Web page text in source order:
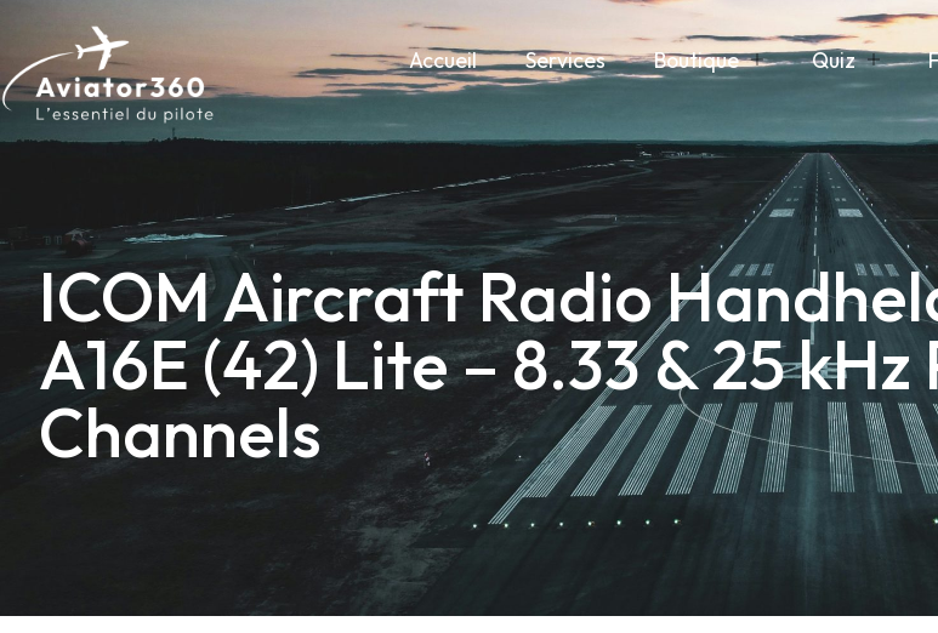
Accueil Services Boutique Quiz
ICOM Aircraft Radio
A16E (42) Lite – 8.33 & 25
Channels